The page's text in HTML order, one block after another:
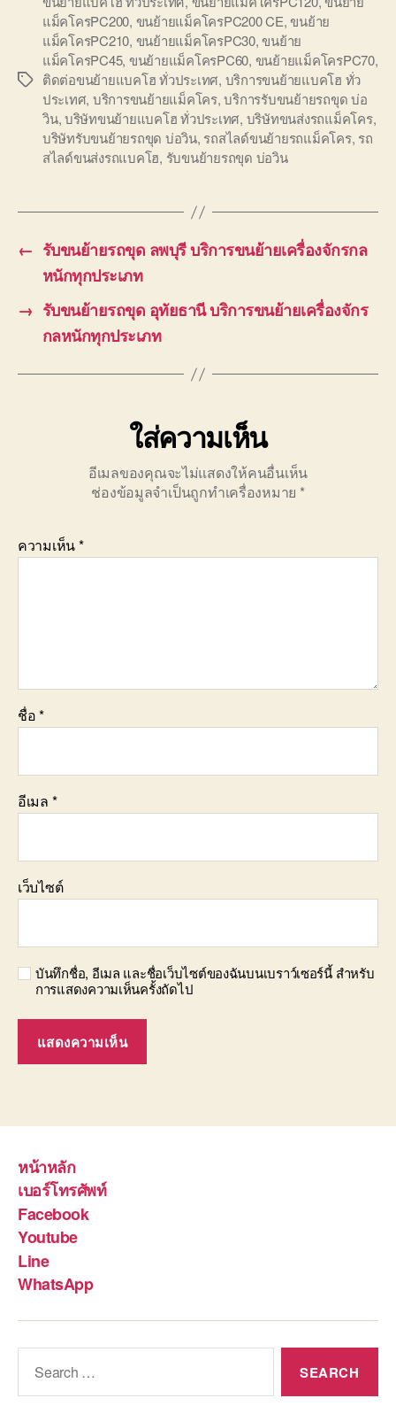
Tags
แม็คโครPC200, ขนย้ายแม็คโครPC200 CE,ขนย้าย
แม็คโครPC210, ขนย้ายแม็คโครPC30,ขนย้าย
แม็คโครPC45, ขนย้ายแม็คโครPC60, ขนย้ายแม็คโครPC70,
ติดต่อขนย้ายแบคโฮ ทั่วประเทศ, บริการขนย้ายแบคโฮ ทั่ว
ประเทศ, บริการขนย้ายแม็คโคร,บริการรับขนย้ายรถขุด บ่อ
วิน,บริษัทขนย้ายแบคโฮ ทั่วประเทศ, บริษัทขนส่งรถแม็คโคร,
บริษัทรับขนย้ายรถขุด บ่อวิน, รถสไลด์ขนย้ายรถแม็คโคร, รถ
สไลด์ขนส่งรถแบคโฮ, รับขนย้ายรถขุด บ่อวิน
← รับขนย้ายรถขุด ลพบุรี บริการขนย้ายเครื่องจักรกล
หนักทุกประเภท
→ รับขนย้ายรถขุด อุทัยธานี บริการขนย้ายเครื่องจักร
กลหนักทุกประเภท
ใส่ความเห็น
อีเมลของคุณจะไม่แสดงให้คนอื่นเห็น
ช่องข้อมูลจำเป็นถูกทำเครื่องหมาย *
ความเห็น*
ชื่อ*
อีเมล *
เว็บไซต์
บันทึกชื่อ, อีเมล และชื่อเว็บไซต์ของฉันบนเบราว์เซอร์นี้ สำหรับ
การแสดงความเห็นครั้งถัดไป
หน้าหลัก
เบอร์โทรศัพท์
Facebook
Youtube
Line
WhatsApp